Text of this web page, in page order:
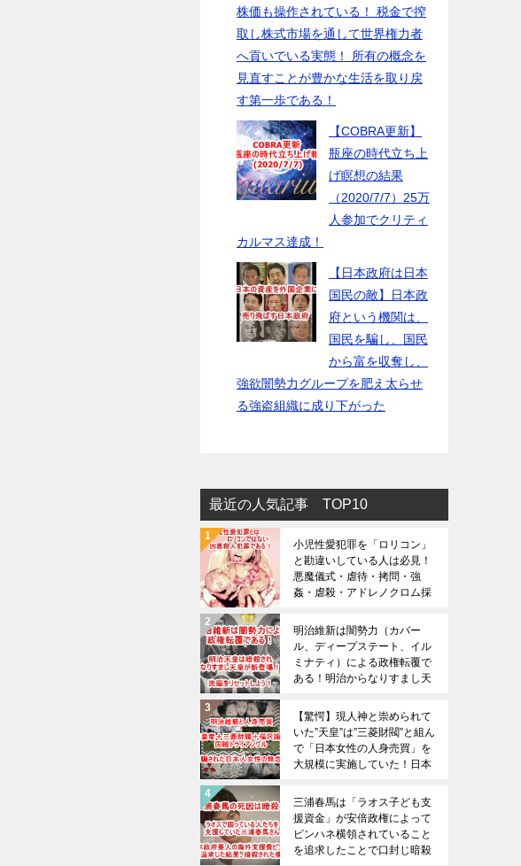
株価も操作されている！ 税金で搾
取し株式市場を通して世界権力者
へ貢いでいる実態！ 所有の概念を
見直すことが豊かな生活を取り戻
す第一歩である！
【COBRA更新】
瓶座の時代立ち上
げ瞑想の結果
（2020/7/7）25万
人参加でクリティ
カルマス達成！
【日本政府は日本
国民の敵】日本政
府という機関は、
国民を騙し、国民
から富を収奪し、
強欲闇勢力グループを肥え太らせ
る強盗組織に成り下がった
最近の人気記事 TOP10
小児性愛犯罪を「ロリコン」
と勘違いしている人は必見！
悪魔儀式・虐待・拷問・強
姦・虐殺・アドレノクロム採
（※閲覧注意）
明治維新は闇勢力（カバー
ル、ディープステート、イル
ミナティ）による政権転覆で
ある！明治からなりすまし天
狡猾なやり方は現代にも通じ
ている！
【驚愕】現人神と崇められて
いた”天皇”は”三菱財閥”と組ん
で「日本女性の人身売買」を
大規模に実施していた！日本
日本人は全員が知るべきです
三浦春馬は「ラオス子ども支
援資金」が安倍政権によって
ピンハネ横領されていること
を追求したことで口封じ暗殺